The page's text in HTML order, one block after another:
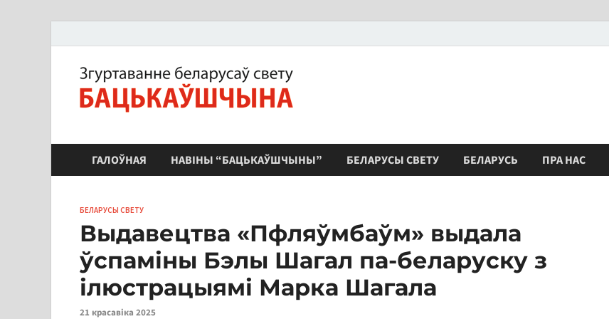
ЗБС "Бацькаўшчына"
ГАЛОЎНАЯ НАВІНЫ “БАЦЬКАЎШЧЫНЫ” БЕЛАРУСЫ СВЕТУ БЕЛАРУСЬ ПРА НАС
БЕЛАРУСЫ СВЕТУ
Выдавецтва «Пфляўмбаўм» выдала
ўспаміны Бэлы Шагал па-беларуску з
ілюстрацыямі Марка Шагала
21 красавіка 2025